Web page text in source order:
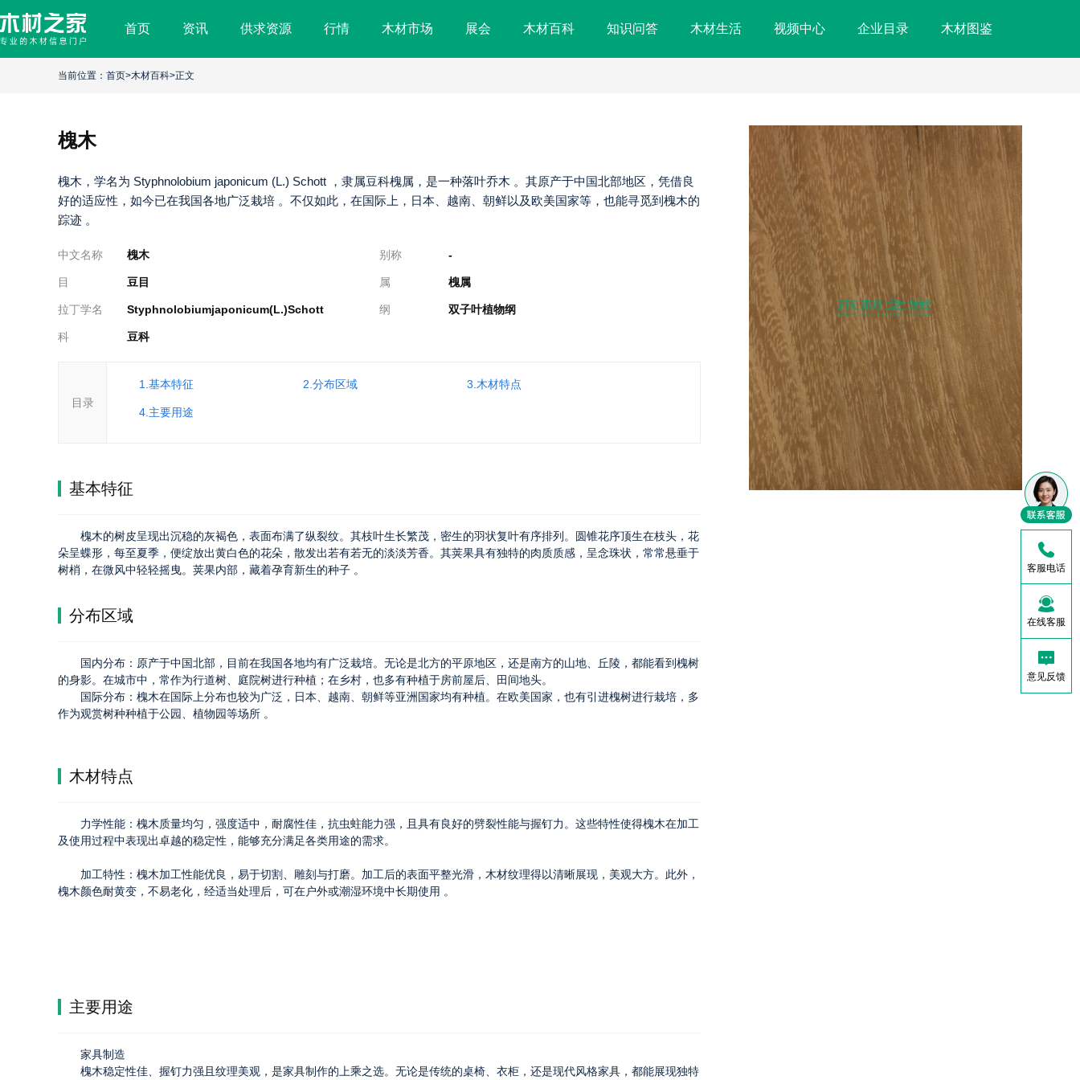
首页 资讯 供求资源 行情 木材市场 展会 木材百科 知识问答 木材生活 视频中心 企业目录 木材图鉴
客服电话
在线客服
意见反馈
当前位置： 首页>木材百科>正文
槐木
槐木，学名为 Styphnolobium japonicum (L.) Schott ，隶属豆科槐属，是一种落叶乔木 。其原产于中国北部地区，凭借良
好的适应性，如今已在我国各地广泛栽培 。不仅如此，在国际上，日本、越南、朝鲜以及欧美国家等，也能寻觅到槐木的
踪迹 。
中文名称 槐木 别称 -
目 豆目 属 槐属
拉丁学名 Styphnolobiumjaponicum(L.)Schott 纲 双子叶植物纲
科 豆科
目录
1.基本特征 2.分布区域 3.木材特点
4.主要用途
基本特征
槐木的树皮呈现出沉稳的灰褐色，表面布满了纵裂纹。其枝叶生长繁茂，密生的羽状复叶有序排列。圆锥花序顶生在枝头，花
朵呈蝶形，每至夏季，便绽放出黄白色的花朵，散发出若有若无的淡淡芳香。其荚果具有独特的肉质质感，呈念珠状，常常悬垂于
树梢，在微风中轻轻摇曳。荚果内部，藏着孕育新生的种子 。
分布区域
国内分布：原产于中国北部，目前在我国各地均有广泛栽培。无论是北方的平原地区，还是南方的山地、丘陵，都能看到槐树
的身影。在城市中，常作为行道树、庭院树进行种植；在乡村，也多有种植于房前屋后、田间地头。
国际分布：槐木在国际上分布也较为广泛，日本、越南、朝鲜等亚洲国家均有种植。在欧美国家，也有引进槐树进行栽培，多
作为观赏树种种植于公园、植物园等场所 。
木材特点
力学性能：槐木质量均匀，强度适中，耐腐性佳，抗虫蛀能力强，且具有良好的劈裂性能与握钉力。这些特性使得槐木在加工
及使用过程中表现出卓越的稳定性，能够充分满足各类用途的需求。
加工特性：槐木加工性能优良，易于切割、雕刻与打磨。加工后的表面平整光滑，木材纹理得以清晰展现，美观大方。此外，
槐木颜色耐黄变，不易老化，经适当处理后，可在户外或潮湿环境中长期使用 。
主要用途
家具制造
槐木稳定性佳、握钉力强且纹理美观，是家具制作的上乘之选。无论是传统的桌椅、衣柜，还是现代风格家具，都能展现独特